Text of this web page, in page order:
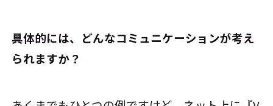
――具体的には、どんなコミュニケーションが考え
られますか？